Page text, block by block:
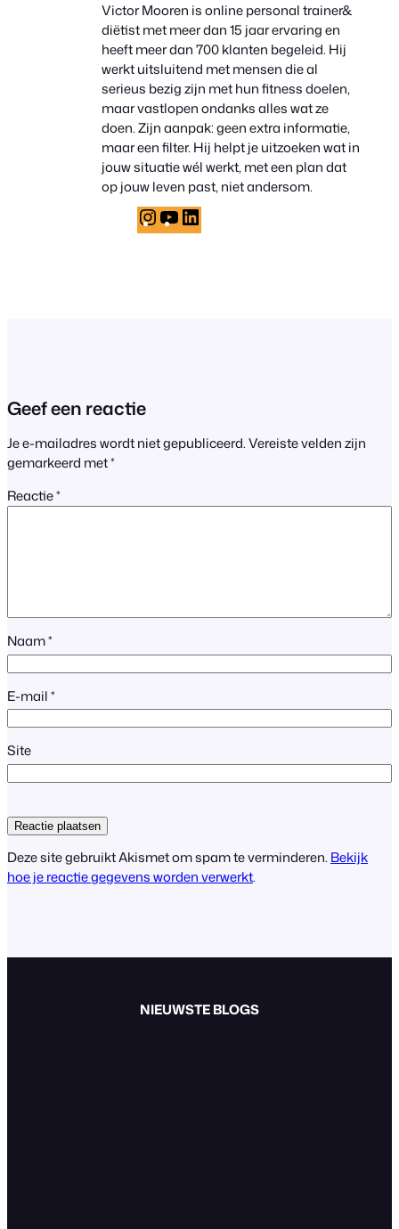
Victor Mooren is online personal trainer&
diëtist met meer dan 15 jaar ervaring en
heeft meer dan 700 klanten begeleid. Hij
werkt uitsluitend met mensen die al
serieus bezig zijn met hun fitness doelen,
maar vastlopen ondanks alles wat ze
doen. Zijn aanpak: geen extra informatie,
maar een filter. Hij helpt je uitzoeken wat in
jouw situatie wél werkt, met een plan dat
op jouw leven past, niet andersom.
Instagram
YouTube
Geef een reactie
Je e-mailadres wordt niet gepubliceerd.Vereiste velden zijn
gemarkeerd met*
Reactie*
Naam*
E-mail*
Site
Deze site gebruikt Akismet om spam te verminderen. Bekijk
hoe je reactie gegevens worden verwerkt.
NIEUWSTE BLOGS